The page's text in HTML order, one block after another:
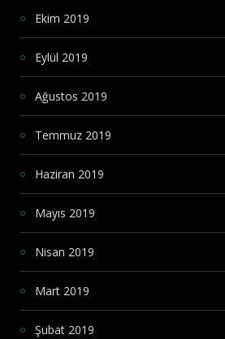
Ekim 2019
Eylül 2019
Ağustos 2019
Temmuz 2019
Haziran 2019
Mayıs 2019
Nisan 2019
Mart 2019
Şubat 2019